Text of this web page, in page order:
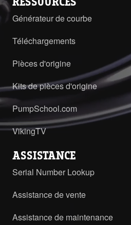
Générateur de courbe
Téléchargements
Pièces d'origine
Kits de pièces d'origine
PumpSchool.com
VikingTV
ASSISTANCE
Serial Number Lookup
Assistance de vente
Assistance de maintenance